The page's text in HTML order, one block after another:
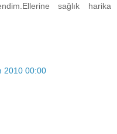
sağlık harika
2010 00:00